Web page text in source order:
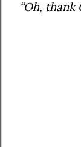
“Oh, thank